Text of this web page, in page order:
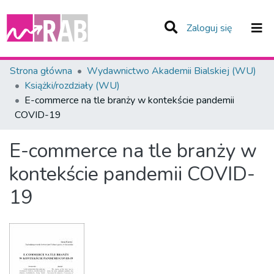
Zaloguj się (current)
Zespoły i Kolekcje
Statystyka
Całe Repozytorium
Strona główna
Wydawnictwo Akademii Bialskiej (WU)
Książki/rozdziały (WU)
E-commerce na tle branży w kontekście pandemii
COVID-19
E-commerce na tle branży w
kontekście pandemii COVID-
19